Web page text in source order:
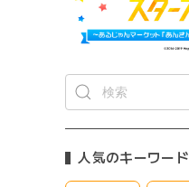
人気のキーワード